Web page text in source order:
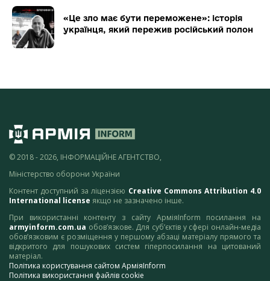
«Це зло має бути переможене»: історія
українця, який пережив російський полон
© 2018 - 2026, ІНФОРМАЦІЙНЕ АГЕНТСТВО,
Міністерство оборони України
Контент доступний за ліцензією Creative Commons Attribution 4.0
International license якщо не зазначено інше.
При використанні контенту з сайту АрміяInform посилання на
armyinform.com.ua обов’язкове. Для суб’єктів у сфері онлайн-медіа
обов’язковим є розміщення у першому абзаці матеріалу прямого та
відкритого для пошукових систем гіперпосилання на цитований
матеріал.
Політика користування сайтом АрміяInform
Політика використання файлів cookie